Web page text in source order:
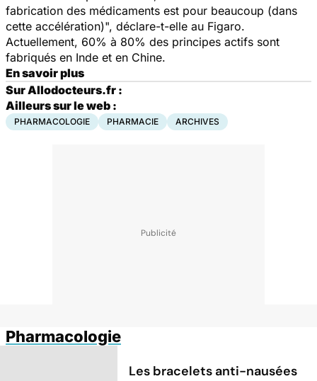
fabrication des médicaments est pour beaucoup (dans
cette accélération)", déclare-t-elle au Figaro.
Actuellement, 60% à 80% des principes actifs sont
fabriqués en Inde et en Chine.
En savoir plus
Sur Allodocteurs.fr :
Ailleurs sur le web :
PHARMACOLOGIE PHARMACIE ARCHIVES
Pharmacologie
Les bracelets anti-nausées